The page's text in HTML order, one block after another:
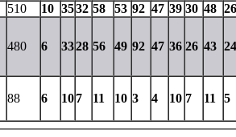
510 10 3532 58 53 92 47 39 30 48 26
480 6 3328 56 49 92 47 36 26 43 24
88 6 107 11 10 3 4 10 7 11 5